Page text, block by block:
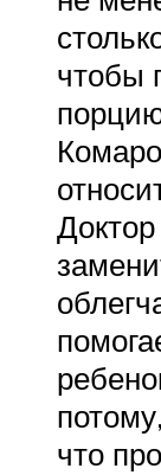
чтобы
что